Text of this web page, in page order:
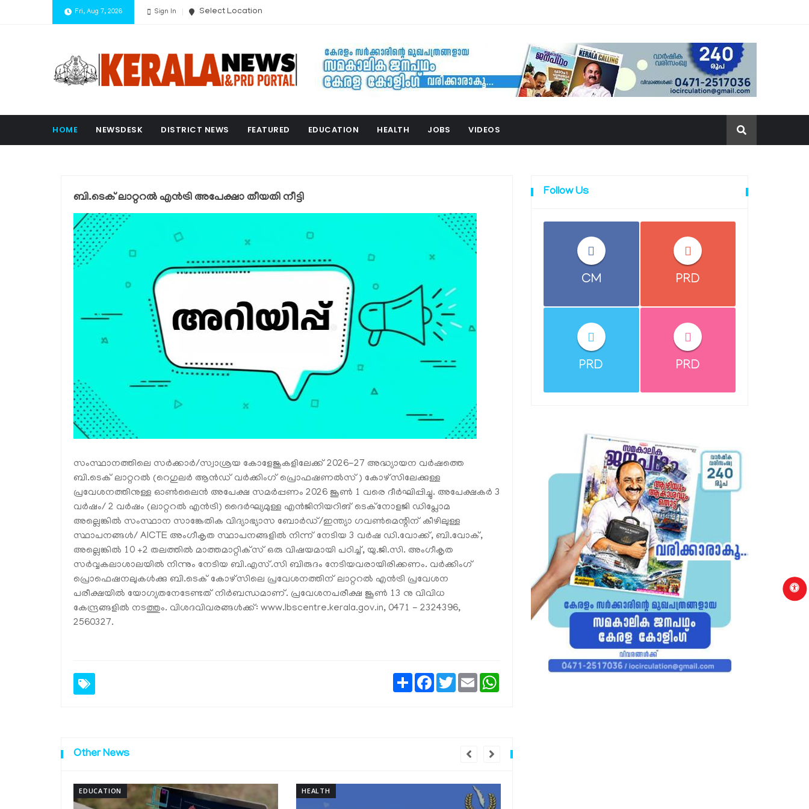
Fri, Aug 7, 2026 Sign In Select Location
HOME NEWSDESK DISTRICT NEWS FEATURED EDUCATION HEALTH JOBS VIDEOS
ബി.ടെക് ലാറ്ററൽ എൻട്രി അപേക്ഷാ തീയതി നീട്ടി
സംസ്ഥാനത്തിലെ സർക്കാർ/സ്വാശ്രയ കോളേജുകളിലേക്ക് 2026-27 അദ്ധ്യായന വർഷത്തെ
ബി.ടെക് ലാറ്ററൽ (റെഗുലർ ആൻഡ് വർക്കിംഗ് പ്രൊഫഷണൽസ്) കോഴ്‌സിലേക്കുള്ള
പ്രവേശനത്തിനുള്ള ഓൺലൈൻ അപേക്ഷ സമർപ്പണം 2026 ജൂൺ 1 വരെ ദീർഘിപ്പിച്ചു. അപേക്ഷകർ 3
വർഷം/ 2 വർഷം (ലാറ്ററൽ എൻട്രി) ദൈർഘ്യമുള്ള എൻജിനിയറിങ് ടെക്‌നോളജി ഡിപ്ലോമ
അല്ലെങ്കിൽ സംസ്ഥാന സാങ്കേതിക വിദ്യാഭ്യാസ ബോർഡ്/ഇന്ത്യാ ഗവൺമെന്റിന് കീഴിലുള്ള
സ്ഥാപനങ്ങൾ/ AICTE അംഗീകൃത സ്ഥാപനങ്ങളിൽ നിന്ന് നേടിയ 3 വർഷ ഡി.വോക്ക്, ബി.വോക്,
അല്ലെങ്കിൽ 10 +2 തലത്തിൽ മാത്തമാറ്റിക്‌സ് ഒരു വിഷയമായി പഠിച്ച്, യു.ജി.സി. അംഗീകൃത
സർവ്വകലാശാലയിൽ നിന്നും നേടിയ ബി.എസ്.സി ബിരുദം നേടിയവരായിരിക്കണം. വർക്കിംഗ്
പ്രൊഫെഷനലുകൾക്കു ബി.ടെക് കോഴ്‌സിലെ പ്രവേശനത്തിന് ലാറ്ററൽ എൻട്രി പ്രവേശന
പരീക്ഷയിൽ യോഗ്യതനേടേണ്ടത് നിർബന്ധമാണ്. പ്രവേശനപരീക്ഷ ജൂൺ 13 നു വിവിധ
കേന്ദ്രങ്ങളിൽ നടത്തും. വിശദവിവരങ്ങൾക്ക്: www.lbscentre.kerala.gov.in, 0471 - 2324396,
2560327.
ShareFacebook
TwitterEmail
Other News
HEALTH
Follow Us
CM PRD
PRD PRD